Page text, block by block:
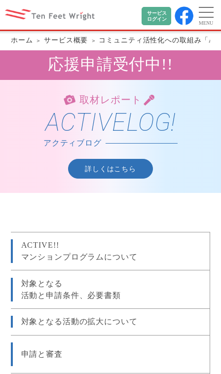
サービス
ログイン
MENU
ホーム サービス概要 コミュニティ活性化への取組み「
応援申請受付中!!
取材レポート
ACTIVELOG!
アクティブログ
詳しくはこちら
ACTIVE!!
マンションプログラムについて
対象となる
活動と申請条件、必要書類
対象となる活動の拡大について
申請と審査